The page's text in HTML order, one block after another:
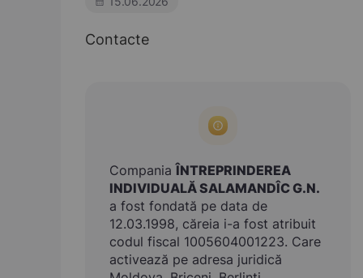
Contacte
CompaniaÎNTREPRINDEREA
INDIVIDUALĂ SALAMANDÎC G.N.
a fost fondată pe data de
12.03.1998, căreia i-a fost atribuit
codul fiscal 1005604001223. Care
activează pe adresa juridică